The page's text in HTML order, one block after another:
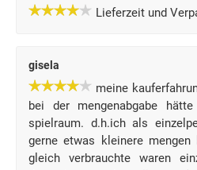
Lieferzeit und
gisela
meine
bei der mengenabgabe
spielraum. d.h.ich als
gerne etwas kleinere
gleich verbrauchte waren